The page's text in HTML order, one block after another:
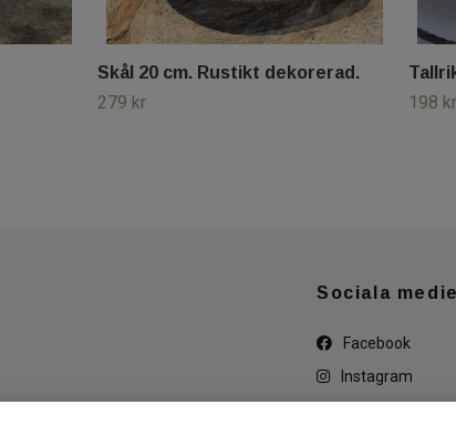
Skål 20 cm. Rustikt dekorerad.
279 kr 198 kr
Sociala
Facebook
Instagram